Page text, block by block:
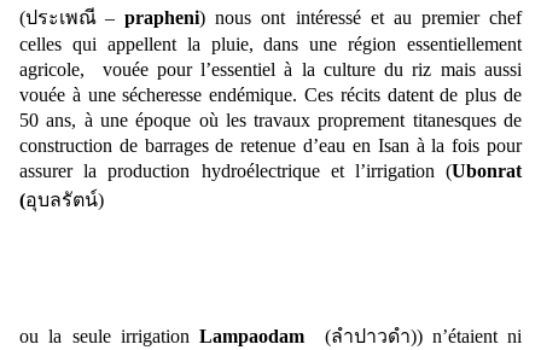
(ประเพณี –prapheni) nous ont intéressé et au premier chef
celles qui appellent la pluie, dans une région essentiellement
agricole, vouée pour l’essentiel à la culture du riz mais aussi
vouée à une sécheresse endémique. Ces récits datent de plus de
50 ans, à une époque où les travaux proprement titanesques de
construction de barrages de retenue d’eau en Isan à la fois pour
assurer la production hydroélectrique et l’irrigation (Ubonrat
(อุบลรัตน์)
ou la seule irrigation Lampaodam (ลำปาวดำ)) n’étaient ni